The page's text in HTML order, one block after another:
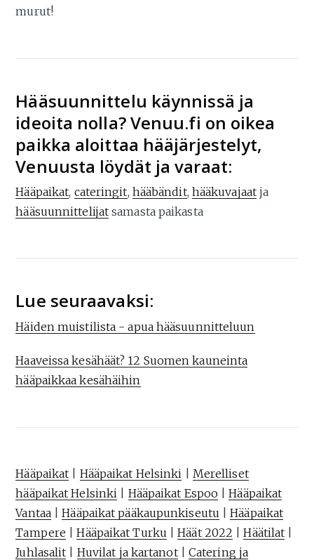
murut!
Hääsuunnittelu käynnissä ja
ideoita nolla? Venuu.fi on oikea
paikka aloittaa hääjärjestelyt,
Venuusta löydät ja varaat:
Hääpaikat, cateringit, hääbändit, hääkuvajaatja
hääsuunnittelijat samasta paikasta
Lue seuraavaksi:
Häiden muistilista - apua hääsuunnitteluun
Haaveissa kesähäät? 12 Suomen kauneinta
hääpaikkaa kesähäihin
Hääpaikat Hääpaikat Helsinki
Merelliset
hääpaikat Helsinki
Hääpaikat Espoo |Hääpaikat
Vantaa |Hääpaikat pääkaupunkiseutu |Hääpaikat
Tampere |Hääpaikat Turku |Häät 2022 |Häätilat
Juhlasalit
Huvilat ja kartanot| Catering ja